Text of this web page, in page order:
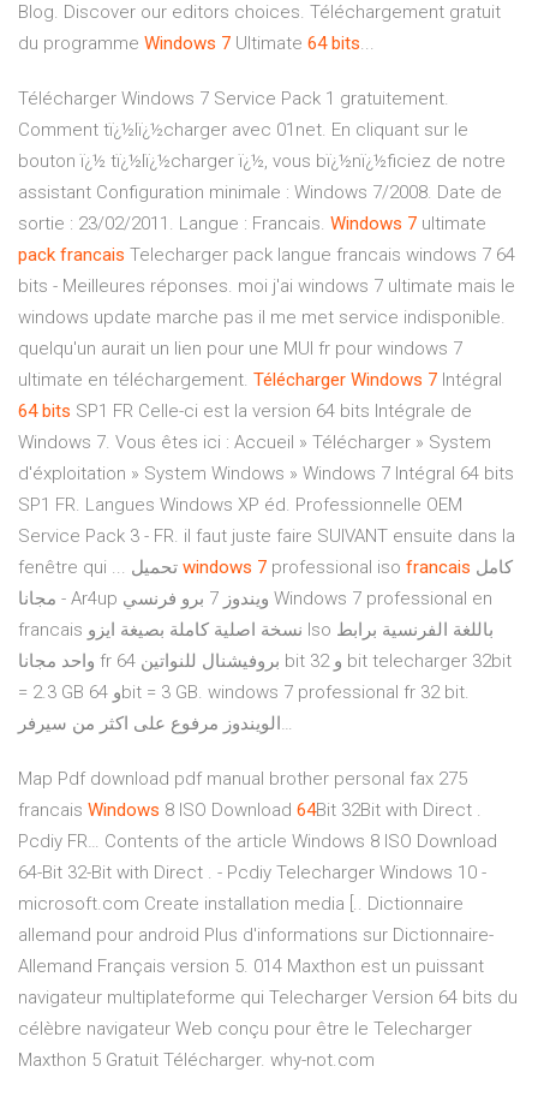
Blog. Discover our editors choices. Téléchargement gratuit
du programme Windows 7 Ultimate 64 bits...
Télécharger Windows 7 Service Pack 1 gratuitement.
Comment tï¿½lï¿½charger avec 01net. En cliquant sur le
bouton ï¿½ tï¿½lï¿½charger ï¿½, vous bï¿½nï¿½ficiez de notre
assistant Configuration minimale : Windows 7/2008. Date de
sortie : 23/02/2011. Langue : Francais. Windows 7 ultimate
pack francais Telecharger pack langue francais windows 7 64
bits - Meilleures réponses. moi j'ai windows 7 ultimate mais le
windows update marche pas il me met service indisponible.
quelqu'un aurait un lien pour une MUI fr pour windows 7
ultimate en téléchargement. Télécharger Windows 7 Intégral
64 bits SP1 FR Celle-ci est la version 64 bits Intégrale de
Windows 7. Vous êtes ici : Accueil » Télécharger » System
d'éxploitation » System Windows » Windows 7 Intégral 64 bits
SP1 FR. Langues Windows XP éd. Professionnelle OEM
Service Pack 3 - FR. il faut juste faire SUIVANT ensuite dans la
windows 7 professional iso francais
مجانا - Ar4up ويندوز 7 برو فرنسي Windows 7 professional en
francais نسخة اصلية كاملة بصيغة ايزو Iso باللغة الفرنسية برابط
واحد مجانا fr بروفيشنال للنواتين 64 bit و 32 bit telecharger 32bit
= 2.3 GB و 64bit = 3 GB. windows 7 professional fr 32 bit.
الويندوز مرفوع على اكثر من سيرفر…
Map Pdf download pdf manual brother personal fax 275
francais Windows 8 ISO Download 64Bit 32Bit with Direct .
Pcdiy FR… Contents of the article Windows 8 ISO Download
64-Bit 32-Bit with Direct . - Pcdiy Telecharger Windows 10 -
microsoft.com Create installation media [.. Dictionnaire
allemand pour android Plus d'informations sur Dictionnaire-
Allemand Français version 5. 014 Maxthon est un puissant
navigateur multiplateforme qui Telecharger Version 64 bits du
célèbre navigateur Web conçu pour être le Telecharger
Maxthon 5 Gratuit Télécharger. why-not.com